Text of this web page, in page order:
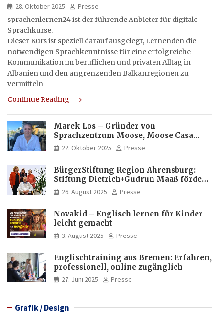
28. Oktober 2025
Presse
sprachenlernen24 ist der führende Anbieter für digitale
Sprachkurse.
Dieser Kurs ist speziell darauf ausgelegt, Lernenden die
notwendigen Sprachkenntnisse für eine erfolgreiche
Kommunikation im beruflichen und privaten Alltag in
Albanien und den angrenzenden Balkanregionen zu
vermitteln.
Continue Reading
Marek Los – Gründer von
Sprachzentrum Moose, Moose Casa
Italia und Apartamento Brasil |
22. Oktober 2025 Presse
BürgerStiftung Region Ahrensburg:
Stiftung Dietrich+Gudrun Maaß fördert
Deutschkenntnisse von Frauen
26. August 2025 Presse
Novakid – Englisch lernen für Kinder
leicht gemacht
3. August 2025 Presse
Englischtraining aus Bremen: Erfahren,
professionell, online zugänglich
27. Juni 2025 Presse
Grafik / Design